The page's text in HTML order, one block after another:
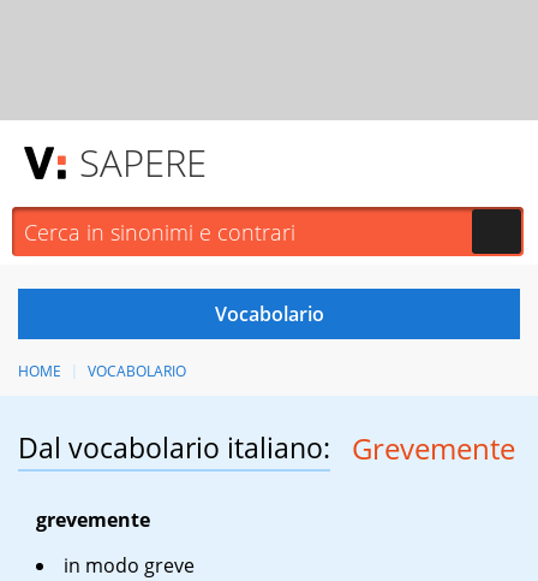
SAPERE
HOME VOCABOLARIO
Dal vocabolario italiano: Grevemente
grevemente
in modo greve